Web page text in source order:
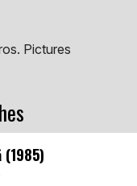
Pictures
(1985)